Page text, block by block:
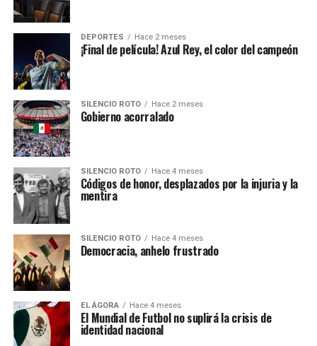
DEPORTES Hace 2 meses
¡Final de película! Azul Rey, el color del campeón
SILENCIO ROTO Hace 2 meses
Gobierno acorralado
SILENCIO ROTO Hace 4 meses
Códigos de honor, desplazados por la injuria y la
mentira
SILENCIO ROTO Hace 4 meses
Democracia, anhelo frustrado
EL ÁGORA Hace 4 meses
El Mundial de Futbol no suplirá la crisis de
identidad nacional